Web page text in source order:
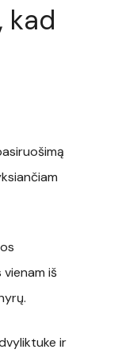
kad
iš
ir